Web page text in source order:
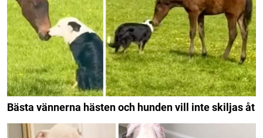
Bästa vännerna hästen och hunden vill inte skiljas åt